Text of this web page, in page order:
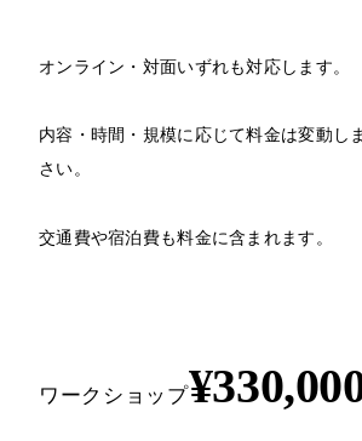
オンライン・対面いずれも対応します。
内容・時間・規模に応じて料金は変動し
さい。
交通費や宿泊費も料金に含まれます。
ワークショップ